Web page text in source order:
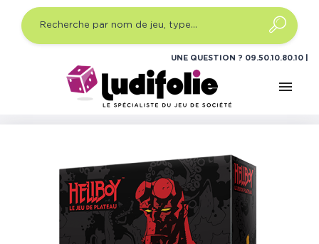
UNE QUESTION ? 09.50.10.80.10
menu
Jeux de figurines Univers
Fantastique
Hellboy : Le Jeu de Plateau